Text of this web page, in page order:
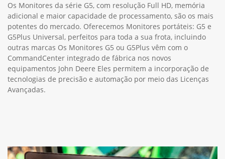
Os Monitores da série G5, com resolução Full HD, memória
adicional e maior capacidade de processamento, são os mais
potentes do mercado. Oferecemos Monitores portáteis: G5 e
G5Plus Universal, perfeitos para toda a sua frota, incluindo
outras marcas Os Monitores G5 ou G5Plus vêm com o
CommandCenter integrado de fábrica nos novos
equipamentos John Deere Eles permitem a incorporação de
tecnologias de precisão e automação por meio das Licenças
Avançadas.